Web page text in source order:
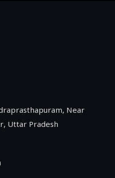
लक, डेवलपमेंट का
Near
Uttar Pradesh